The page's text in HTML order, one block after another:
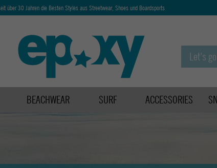
über 30 Jahren die Besten Styles aus Streetwear, Shoes und Boardsports
BEACHWEAR SURF ACCESSORIES